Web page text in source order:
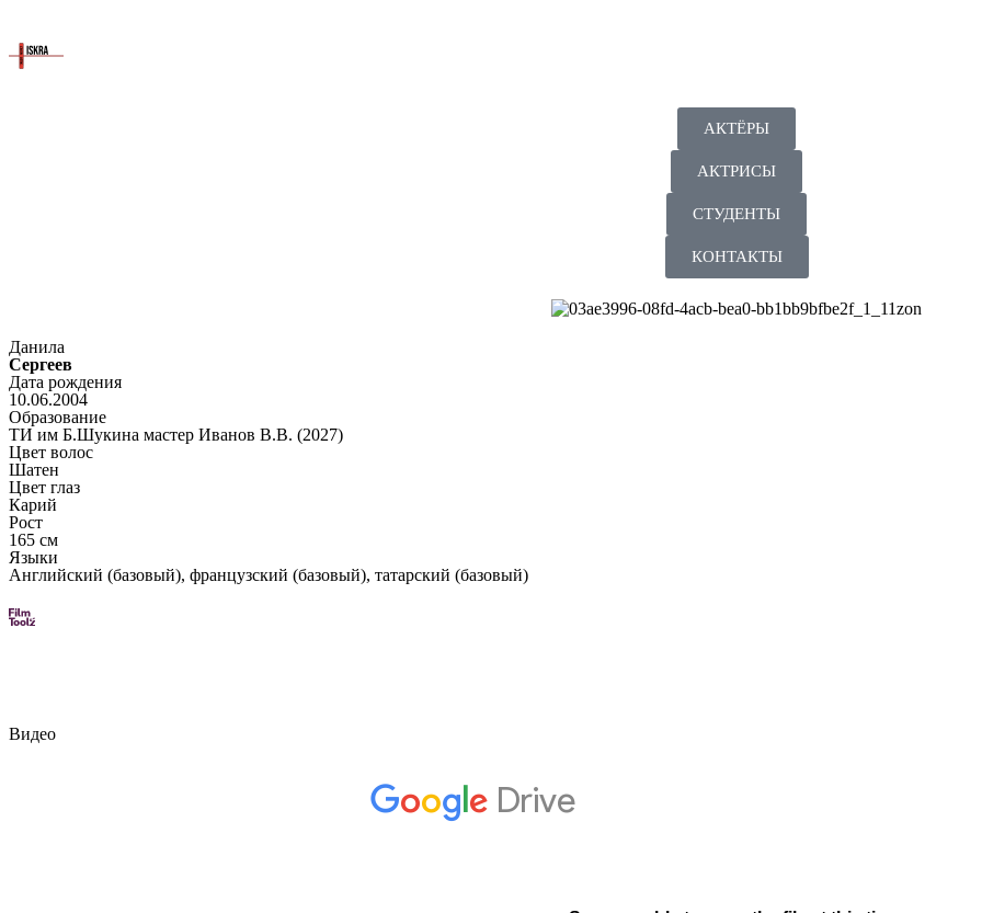
АКТЁРЫ
АКТРИСЫ
СТУДЕНТЫ
КОНТАКТЫ
Данила
Сергеев
Дата рождения
10.06.2004
Образование
ТИ им Б.Шукина мастер Иванов В.В. (2027)
Цвет волос
Шатен
Цвет глаз
Карий
Рост
165 см
Языки
Английский (базовый), французский (базовый), татарский (базовый)
Видео